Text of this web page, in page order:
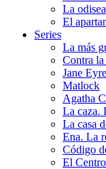
La
El
Series
La más
Contra
Jane
Matlock
Agatha
La caza.
La casa
Ena. La
Código
El Centro